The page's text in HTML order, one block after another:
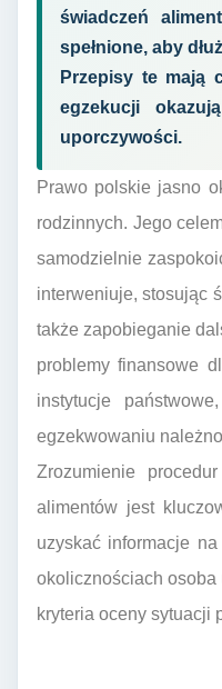
świadczeń
spełnione, aby
Przepisy te mają
egzekucji
uporczywości.
Prawo polskie jasno
rodzinnych. Jego
samodzielnie
interweniuje, stosując
także zapobieganie
problemy finansowe
instytucje
egzekwowaniu
Zrozumienie
alimentów jest
uzyskać informacje
okolicznościach
kryteria oceny sytuacji